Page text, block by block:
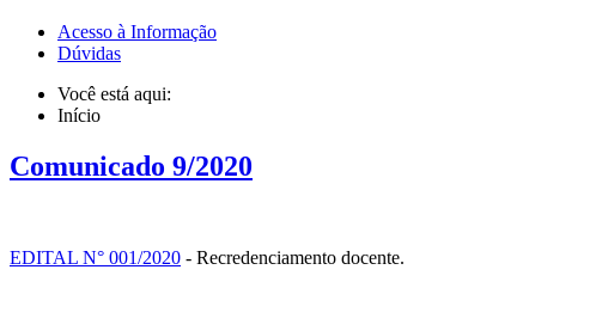
Acesso à Informação
Dúvidas
Você está aqui:
Início
Comunicado 9/2020
EDITAL N° 001/2020 - Recredenciamento docente.